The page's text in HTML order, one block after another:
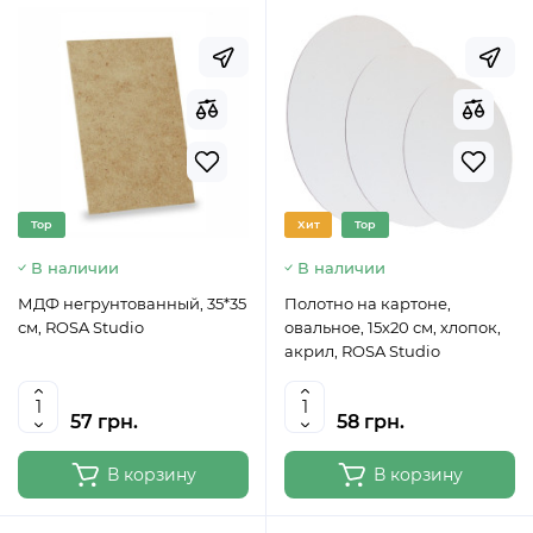
Top
В наличии
МДФ негрунтованный, 35*35
см, ROSA Studio
57 грн.
В корзину
Хит Top
В наличии
Полотно на картоне,
овальное, 15х20 см, хлопок,
акрил, ROSA Studio
58 грн.
В корзину